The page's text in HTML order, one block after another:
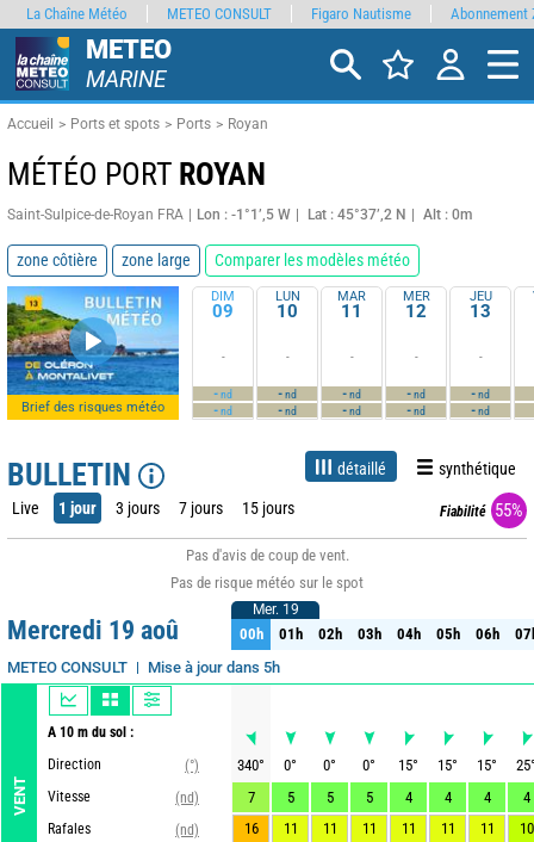
METEO
MARINE
Accueil Ports et spots Ports Royan
MÉTÉO PORT ROYAN
Saint-Sulpice-de-Royan FRA Lon : -1°1’,5 W Lat : 45°37’,2 N Alt : 0m
zone côtière zone large Comparer les modèles météo
Brief des risques météo
DIM
09
-
-nd
-nd
LUN
10
-
-nd
-nd
MAR
11
-
-nd
-nd
MER
12
-
-nd
-nd
JEU
13
-
-nd
-nd
BULLETIN détaillé synthétique
Live 1 jour 3 jours 7 jours 15 jours Fiabilité 55%
Pas d'avis de coup de vent.
Pas de risque météo sur le spot
Mercredi 19 aoû
METEO CONSULT Mise à jour dans 5h
VENT
A 10 m du sol :
Direction
(°)
Vitesse
(nd)
Rafales
(nd)
Mer. 19
00h 01h 02h 03h 04h 05h 06h
Mer. 19
00h 01h 02h 03h 04h 05h 06h
340° 0° 0° 0° 15° 15° 15° 25
7
5 5 5 4 4 4
4
16
11 11 11 11 11 11 10
La Chaîne Météo METEO CONSULT Figaro Nautisme Abonnement